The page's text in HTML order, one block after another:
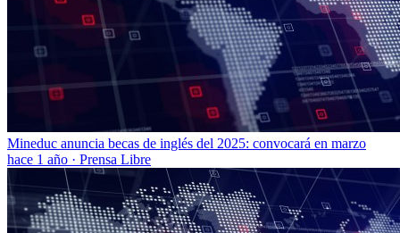
Mineduc anuncia becas de inglés del 2025: convocará en marzo
hace 1 año · Prensa Libre